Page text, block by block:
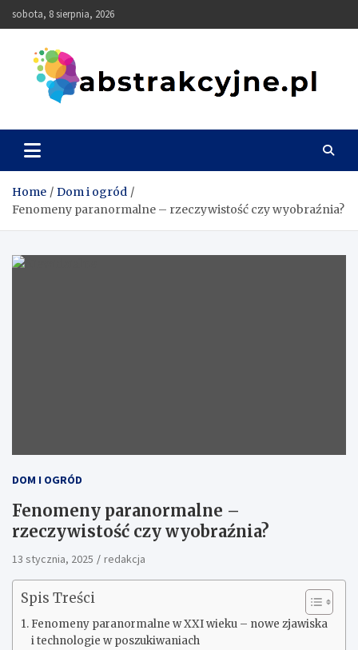
Skip
to
sobota, 8 sierpnia, 2026
Abstrakcyjne
Home
Dom i ogród
Fenomeny paranormalne – rzeczywistość czy wyobraźnia?
DOM I OGRÓD
Fenomeny paranormalne –
rzeczywistość czy wyobraźnia?
13 stycznia, 2025 redakcja
Spis Treści
Fenomeny paranormalne w XXI wieku – nowe zjawiska
i technologie w poszukiwaniach